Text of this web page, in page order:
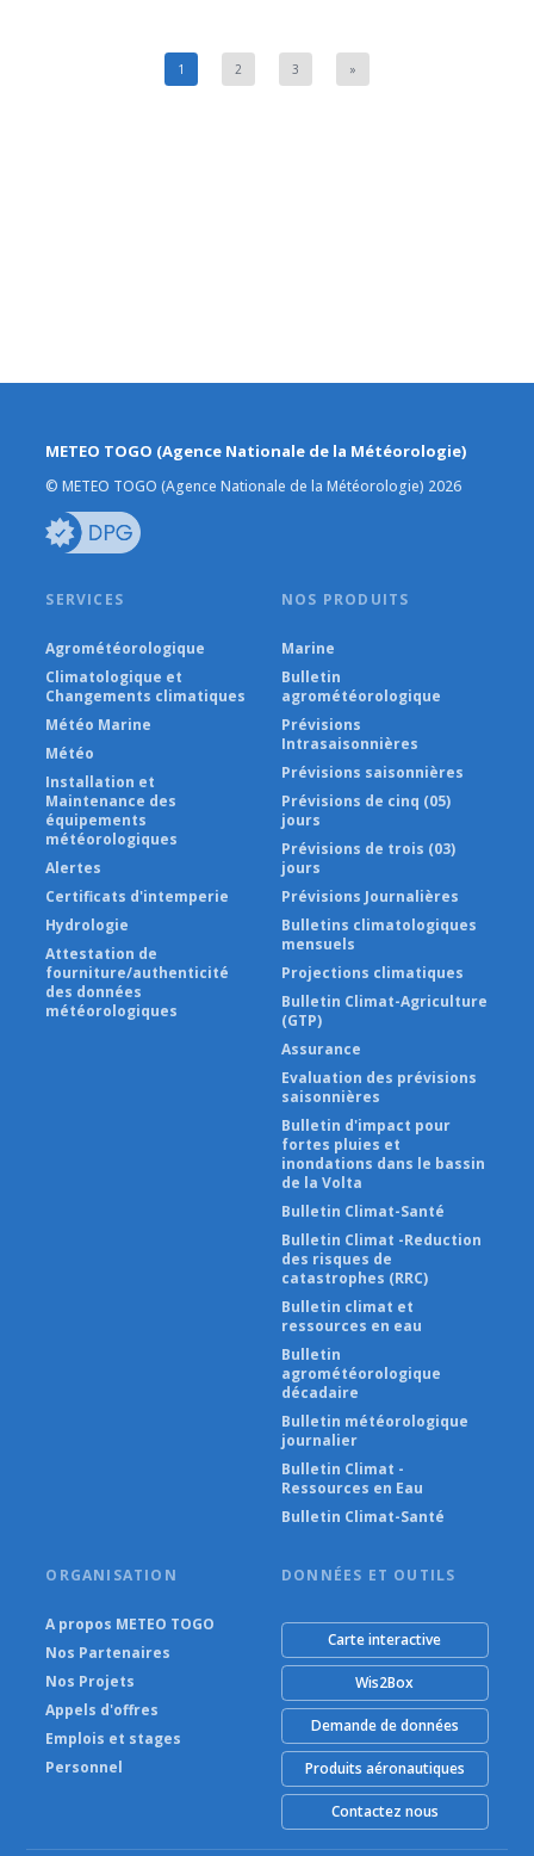
1 2 3 »
METEO TOGO (Agence Nationale de la Météorologie)
© METEO TOGO (Agence Nationale de la Météorologie) 2026
SERVICES
Agrométéorologique
Climatologique et
Changements climatiques
Météo Marine
Météo
Installation et
Maintenance des
équipements
météorologiques
Alertes
Certificats d'intemperie
Hydrologie
Attestation de
fourniture/authenticité
des données
météorologiques
NOS PRODUITS
Marine
Bulletin
agrométéorologique
Prévisions
Intrasaisonnières
Prévisions saisonnières
Prévisions de cinq (05)
jours
Prévisions de trois (03)
jours
Prévisions Journalières
Bulletins climatologiques
mensuels
Projections climatiques
Bulletin Climat-Agriculture
(GTP)
Assurance
Evaluation des prévisions
saisonnières
Bulletin d'impact pour
fortes pluies et
inondations dans le bassin
de la Volta
Bulletin Climat-Santé
Bulletin Climat -Reduction
des risques de
catastrophes (RRC)
Bulletin climat et
ressources en eau
Bulletin
agrométéorologique
décadaire
Bulletin météorologique
journalier
Bulletin Climat -
Ressources en Eau
Bulletin Climat-Santé
ORGANISATION
A propos METEO TOGO
Nos Partenaires
Nos Projets
Appels d'offres
Emplois et stages
Personnel
DONNÉES ET OUTILS
Carte interactive
Wis2Box
Demande de données
Produits aéronautiques
Contactez nous